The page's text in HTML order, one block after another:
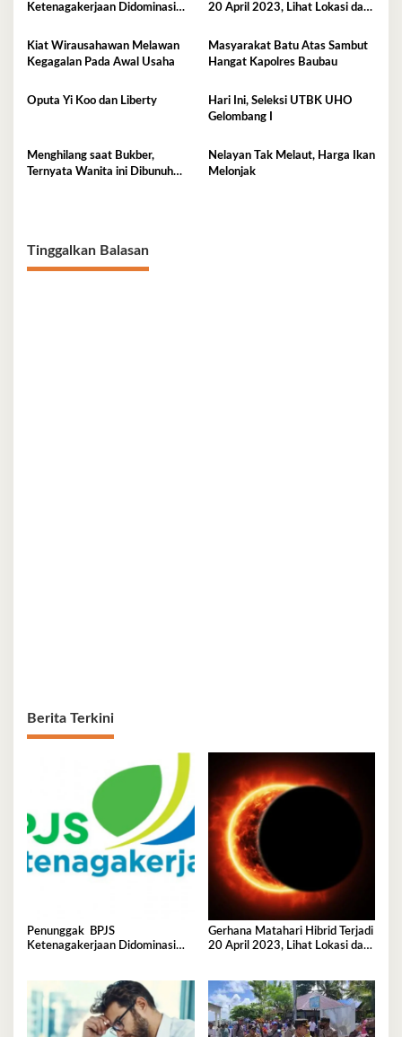
Ketenagakerjaan Didominasi
20 April 2023, Lihat Lokasi dan
Kiat Wirausahawan Melawan
Kegagalan Pada Awal Usaha
Masyarakat Batu Atas Sambut
Hangat Kapolres Baubau
Oputa Yi Koo dan Liberty
Hari Ini, Seleksi UTBK UHO
Gelombang I
Menghilang saat Bukber,
Ternyata Wanita ini Dibunuh
Nelayan Tak Melaut, Harga Ikan
Melonjak
Tinggalkan Balasan
Berita Terkini
Penunggak BPJS
Ketenagakerjaan Didominasi
Gerhana Matahari Hibrid Terjadi
20 April 2023, Lihat Lokasi dan